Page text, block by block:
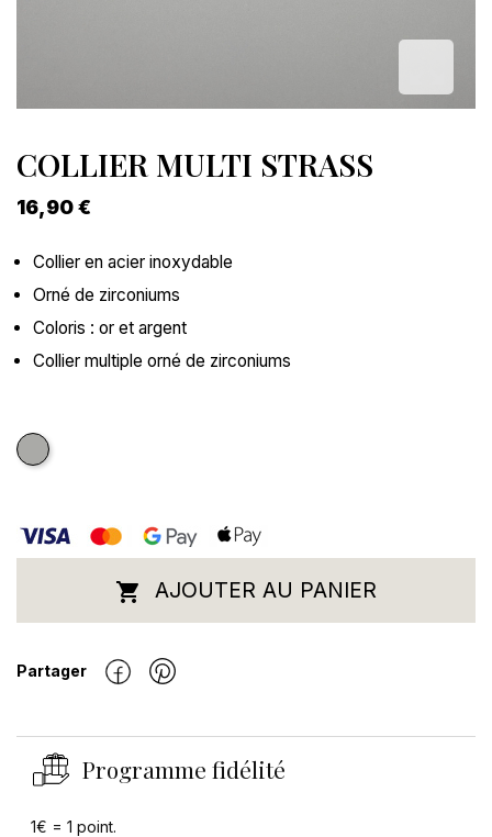
COLLIER MULTI STRASS
16,90 €
Collier en acier inoxydable
Orné de zirconiums
Coloris : or et argent
Collier multiple orné de zirconiums
Argenté
 AJOUTER AU PANIER
Partager
Programme fidélité
1€ = 1 point.